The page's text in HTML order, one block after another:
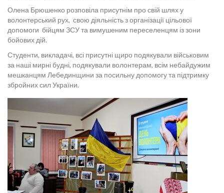
Олена Брюшенко розповіла присутнім про свій шлях у
волонтерський рух, свою діяльність з організації цільової
допомоги бійцям ЗСУ та вимушеним переселенцям із зони
бойових дій.
Студенти, викладачі, всі присутні щиро подякували військовим
за наші мирні будні, подякували волонтерам, всім небайдужим
мешканцям Лебединщини за посильну допомогу та підтримку
збройних сил України.